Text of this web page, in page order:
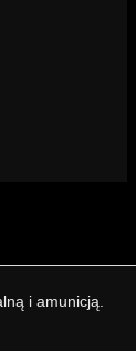
i amunicją.